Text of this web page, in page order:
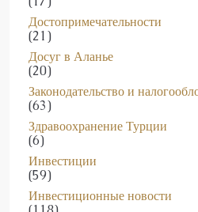
Достопримечательности
(21)
Досуг в Аланье
(20)
Законодательство и
(63)
Здравоохранение Турции
(6)
Инвестиции
(59)
Инвестиционные новости
(118)